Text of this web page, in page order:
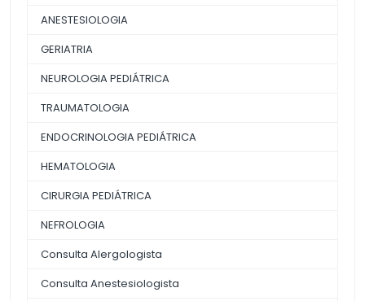
ANESTESIOLOGIA
GERIATRIA
NEUROLOGIA PEDIÁTRICA
TRAUMATOLOGIA
ENDOCRINOLOGIA PEDIÁTRICA
HEMATOLOGIA
CIRURGIA PEDIÁTRICA
NEFROLOGIA
Consulta Alergologista
Consulta Anestesiologista